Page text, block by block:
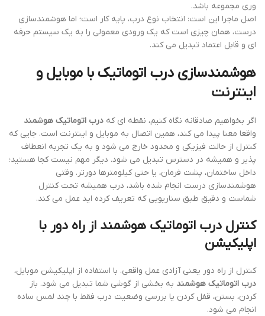
وری مجموعه باشد.
اصل ماجرا این است: انتخاب نوع درب، پایه کار است؛ اما هوشمندسازی
درست، همان چیزی است که یک ورودی معمولی را به یک سیستم حرفه
ای و قابل اعتماد تبدیل می کند.
هوشمندسازی درب اتوماتیک با موبایل و
اینترنت
اگر بخواهیم صادقانه نگاه کنیم، نقطه ای که درب اتوماتیک هوشمند
واقعا معنا پیدا می کند، همین اتصال به موبایل و اینترنت است. جایی که
کنترل از حالت فیزیکی و محدود خارج می شود و به یک تجربه انعطاف
پذیر و همیشه در دسترس تبدیل می شود. دیگر مهم نیست کجا هستید؛
داخل ساختمان، پشت فرمان، یا حتی کیلومترها دورتر. وقتی
هوشمندسازی درست انجام شده باشد، درب همیشه تحت کنترل
شماست و دقیق طبق سناریویی که تعریف کرده اید عمل می کند.
کنترل درب اتوماتیک هوشمند از راه دور با
اپلیکیشن
کنترل از راه دور یعنی آزادی عمل واقعی. با استفاده از اپلیکیشن موبایل،
درب اتوماتیک هوشمند به بخشی از گوشی شما تبدیل می شود. باز
کردن، بستن، قفل کردن یا بررسی وضعیت درب فقط با چند لمس ساده
انجام می شود.